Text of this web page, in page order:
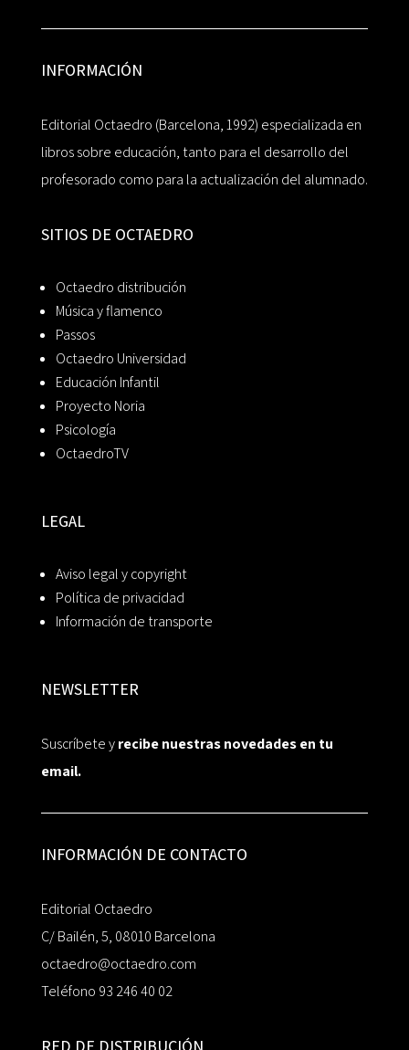
INFORMACIÓN
Editorial Octaedro (Barcelona, 1992) especializada en
libros sobre educación, tanto para el desarrollo del
profesorado como para la actualización del alumnado.
SITIOS DE OCTAEDRO
Octaedro distribución
Música y flamenco
Passos
Octaedro Universidad
Educación Infantil
Proyecto Noria
Psicología
OctaedroTV
LEGAL
Aviso legal y copyright
Política de privacidad
Información de transporte
NEWSLETTER
Suscríbete yrecibe nuestras novedades en tu
email.
INFORMACIÓN DE CONTACTO
Editorial Octaedro
C/ Bailén, 5, 08010 Barcelona
octaedro@octaedro.com
Teléfono 93 246 40 02
RED DE DISTRIBUCIÓN